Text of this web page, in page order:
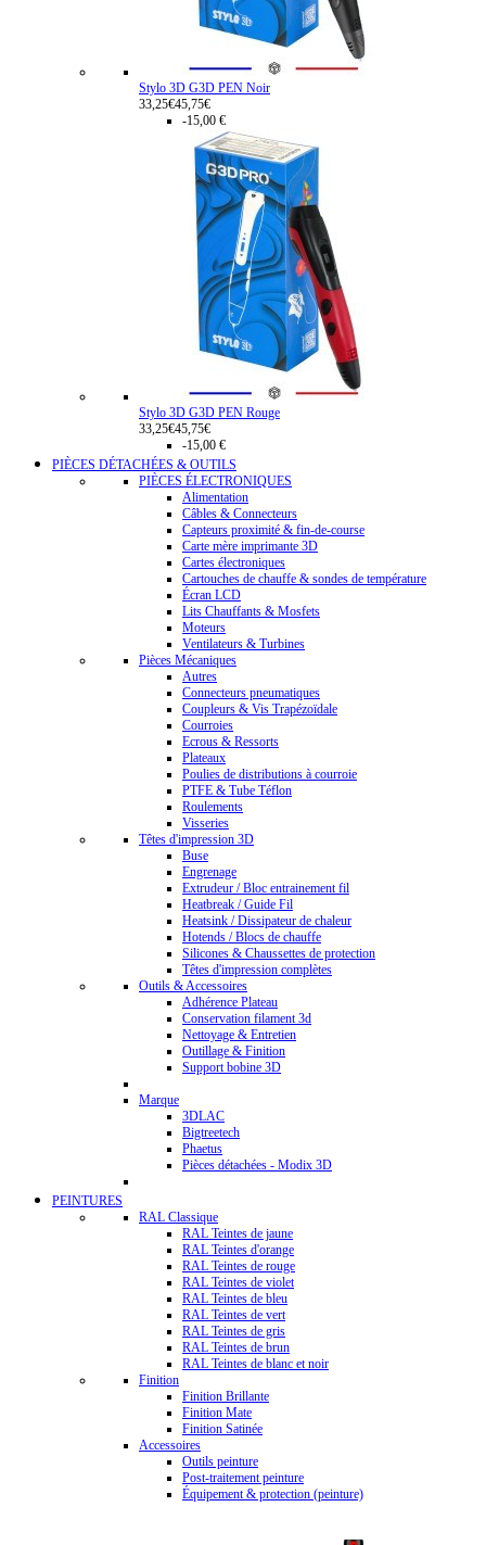
Stylo 3D G3D PEN Noir
33,25€45,75€
-15,00 €
Stylo 3D G3D PEN Rouge
33,25€45,75€
-15,00 €
PIÈCES DÉTACHÉES & OUTILS
PIÈCES ÉLECTRONIQUES
Alimentation
Câbles & Connecteurs
Capteurs proximité & fin-de-course
Carte mère imprimante 3D
Cartes électroniques
Cartouches de chauffe & sondes de température
Écran LCD
Lits Chauffants & Mosfets
Moteurs
Ventilateurs & Turbines
Pièces Mécaniques
Autres
Connecteurs pneumatiques
Coupleurs & Vis Trapézoïdale
Courroies
Ecrous & Ressorts
Plateaux
Poulies de distributions à courroie
PTFE & Tube Téflon
Roulements
Visseries
Têtes d'impression 3D
Buse
Engrenage
Extrudeur / Bloc entrainement fil
Heatbreak / Guide Fil
Heatsink / Dissipateur de chaleur
Hotends / Blocs de chauffe
Silicones & Chaussettes de protection
Têtes d'impression complètes
Outils & Accessoires
Adhérence Plateau
Conservation filament 3d
Nettoyage & Entretien
Outillage & Finition
Support bobine 3D
Marque
3DLAC
Bigtreetech
Phaetus
Pièces détachées - Modix 3D
PEINTURES
RAL Classique
RAL Teintes de jaune
RAL Teintes d'orange
RAL Teintes de rouge
RAL Teintes de violet
RAL Teintes de bleu
RAL Teintes de vert
RAL Teintes de gris
RAL Teintes de brun
RAL Teintes de blanc et noir
Finition
Finition Brillante
Finition Mate
Finition Satinée
Accessoires
Outils peinture
Post-traitement peinture
Équipement & protection (peinture)